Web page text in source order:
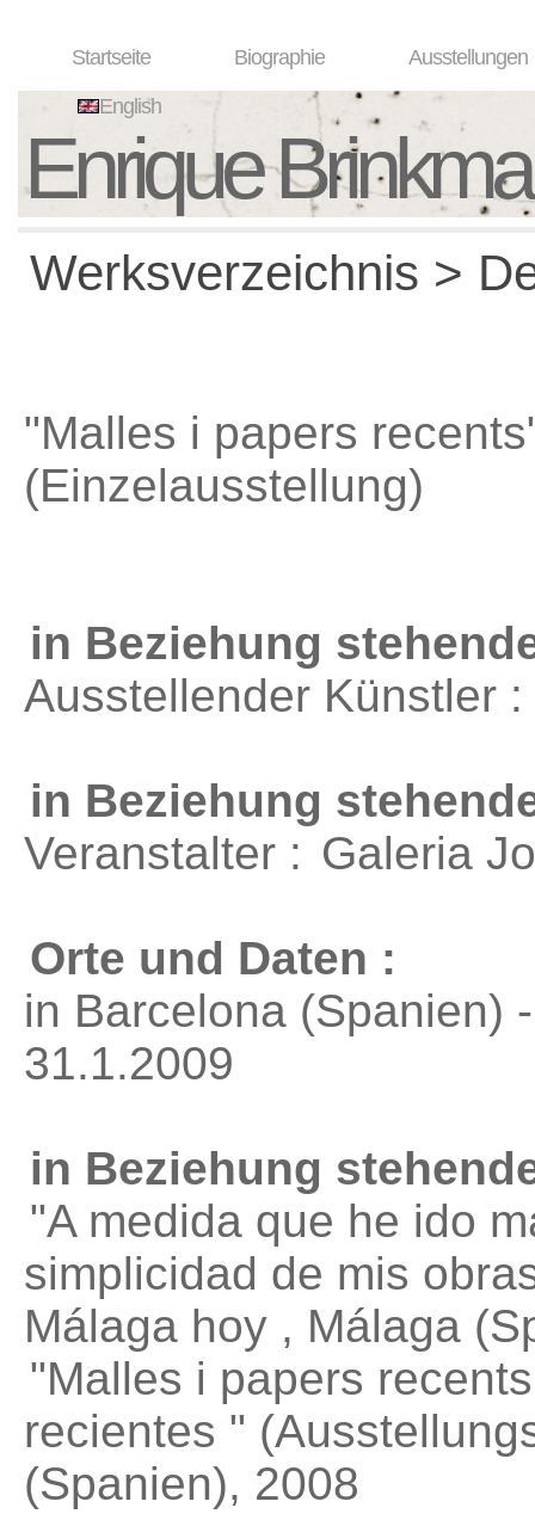
Startseite Biographie Ausstellungen
English
Enrique
Werksverzeichnis >
"Malles i papers
(Einzelausstellung)
in Beziehung
Ausstellender Künstler
in Beziehung
Veranstalter : Galeria
Orte und Daten :
in Barcelona (Spanien)
31.1.2009
in Beziehung
"A medida que he ido
simplicidad de mis
Málaga hoy , Málaga
"Malles i papers
recientes "
(Spanien), 2008